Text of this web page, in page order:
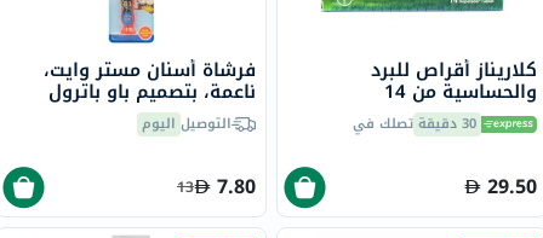
كلاريناز أقراص للبرد
والحساسية من 14
30 دقيقة تصلك في
29.50
فرشاة أسنان مستر وايت،
ناعمة، بتصميم باو باترول
التوصيل اليوم
7.80
13